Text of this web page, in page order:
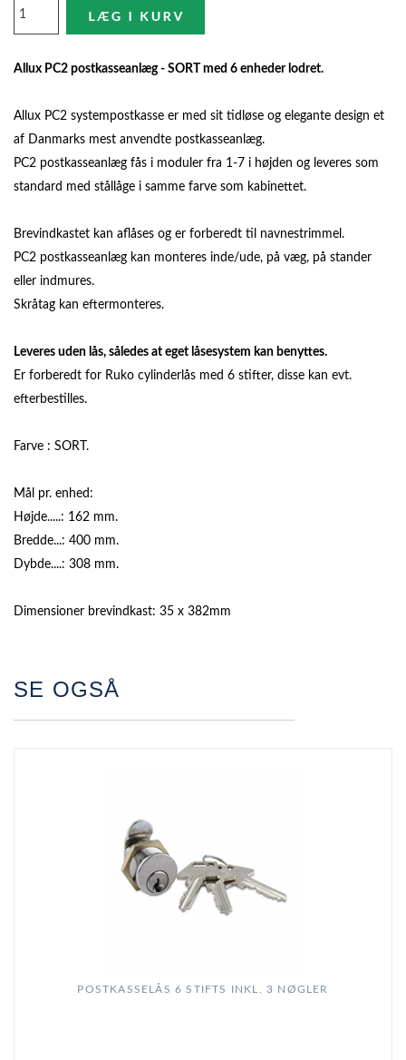
Allux PC2 postkasseanlæg - SORT med 6 enheder lodret.
Allux PC2 systempostkasse er med sit tidløse og elegante design et
af Danmarks mest anvendte postkasseanlæg.
PC2 postkasseanlæg fås i moduler fra 1-7 i højden og leveres som
standard med stållåge i samme farve som kabinettet.
Brevindkastet kan aflåses og er forberedt til navnestrimmel.
PC2 postkasseanlæg kan monteres inde/ude, på væg, på stander
eller indmures.
Skråtag kan eftermonteres.
Leveres uden lås, således at eget låsesystem kan benyttes.
Er forberedt for Ruko cylinderlås med 6 stifter, disse kan evt.
efterbestilles.
Farve : SORT.
Mål pr. enhed:
Højde.....: 162 mm.
Bredde...: 400 mm.
Dybde....: 308 mm.
Dimensioner brevindkast: 35 x 382mm
SE OGSÅ
POSTKASSELÅS 6 STIFTS INKL. 3 NØGLER